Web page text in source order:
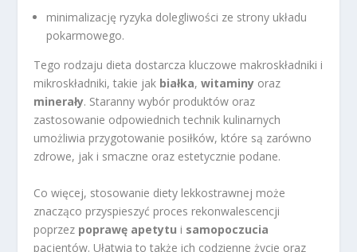
minimalizację ryzyka dolegliwości ze strony układu
pokarmowego.
Tego rodzaju dieta dostarcza kluczowe makroskładniki i
mikroskładniki, takie jak białka,witaminy oraz
minerały. Staranny wybór produktów oraz
zastosowanie odpowiednich technik kulinarnych
umożliwia przygotowanie posiłków, które są zarówno
zdrowe, jak i smaczne oraz estetycznie podane.
Co więcej, stosowanie diety lekkostrawnej może
znacząco przyspieszyć proces rekonwalescencji
poprzez poprawę apetytu i samopoczucia
pacjentów. Ułatwia to także ich codzienne życie oraz